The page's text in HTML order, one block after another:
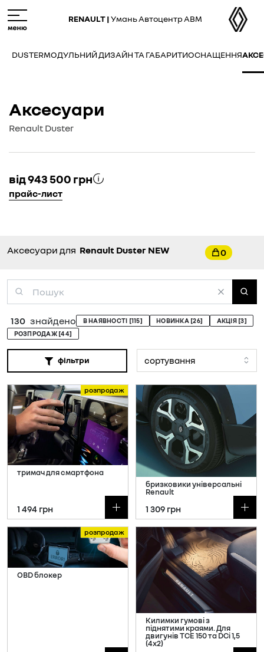
to
main
RENAULT |Умань Автоцентр АВМ
DUSTERМОДУЛЬНИЙ ДИЗАЙН ТА ГАБАРИТИОСНАЩЕННЯ
Аксесуари
Renault Duster
від 943 500 грн
прайс-лист